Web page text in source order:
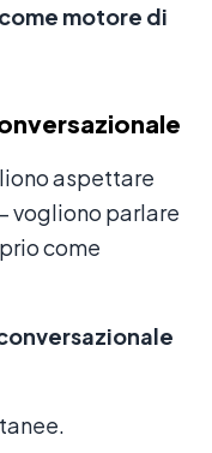
motore di
aspettare
vogliono parlare
come